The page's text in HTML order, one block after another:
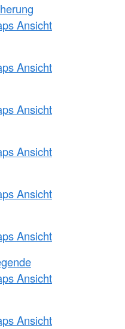
Ansicht
Ansicht
Ansicht
Ansicht
Ansicht
Ansicht
Ansicht
Ansicht